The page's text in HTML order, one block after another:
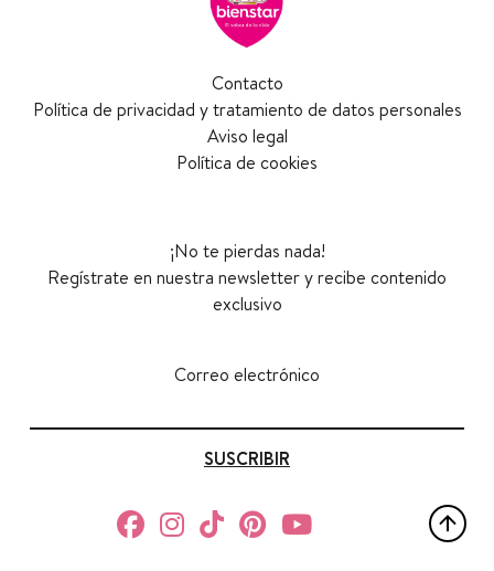
Contacto
Política de privacidad y tratamiento de datos personales
Aviso legal
Política de cookies
¡No te pierdas nada!
Regístrate en nuestra newsletter y recibe contenido
exclusivo
Correo electrónico
SUSCRIBIR